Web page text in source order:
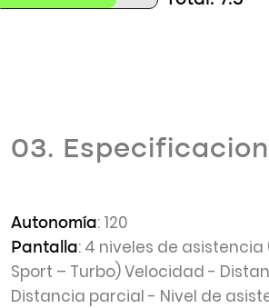
03.
Autonomía: 120
Pantalla: 4 niveles de asistencia
Sport – Turbo) Velocidad -
Distancia parcial - Nivel de